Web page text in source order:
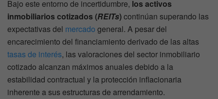
Bajo este entorno de incertidumbre, los activos
inmobiliarios cotizados (REITs)continúan superando las
expectativas del mercado general. A pesar del
encarecimiento del financiamiento derivado de las altas
tasas de interés, las valoraciones del sector inmobiliario
cotizado alcanzan máximos anuales debido a la
estabilidad contractual y la protección inflacionaria
inherente a sus estructuras de arrendamiento.